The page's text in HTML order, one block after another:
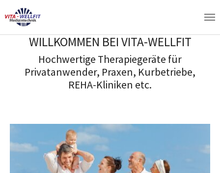
Zum Hauptinhalt springen
WILLKOMMEN BEI VITA-WELLFIT
Hochwertige Therapiegeräte für
Privatanwender, Praxen, Kurbetriebe,
REHA-Kliniken etc.